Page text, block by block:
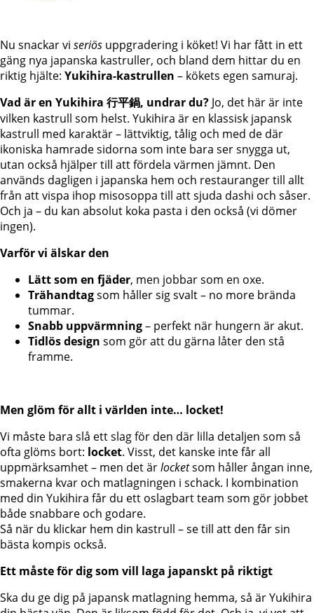
Nu snackar vi seriös uppgradering i köket! Vi har fått in ett
gäng nya japanska kastruller, och bland dem hittar du en
riktig hjälte: Yukihira-kastrullen – kökets egen samuraj.
Vad är en Yukihira 行平鍋, undrar du? Jo, det här är inte
vilken kastrull som helst. Yukihira är en klassisk japansk
kastrull med karaktär – lättviktig, tålig och med de där
ikoniska hamrade sidorna som inte bara ser snygga ut,
utan också hjälper till att fördela värmen jämnt. Den
används dagligen i japanska hem och restauranger till allt
från att vispa ihop misosoppa till att sjuda dashi och såser.
Och ja – du kan absolut koka pasta i den också (vi dömer
ingen).
Varför vi älskar den
Lätt som en fjäder, men jobbar som en oxe.
Trähandtagsom håller sig svalt – no more brända
tummar.
Snabb uppvärmning– perfekt när hungern är akut.
Tidlös design som gör att du gärna låter den stå
framme.
Men glöm för allt i världen inte… locket!
Vi måste bara slå ett slag för den där lilla detaljen som så
ofta glöms bort: locket. Visst, det kanske inte får all
uppmärksamhet – men det ärlocketsom håller ångan inne,
smakerna kvar och matlagningen i schack. I kombination
med din Yukihira får du ett oslagbart team som gör jobbet
både snabbare och godare.
Så när du klickar hem din kastrull – se till att den får sin
bästa kompis också.
Ett måste för dig som vill laga japanskt på riktigt
Ska du ge dig på japansk matlagning hemma, så är Yukihira